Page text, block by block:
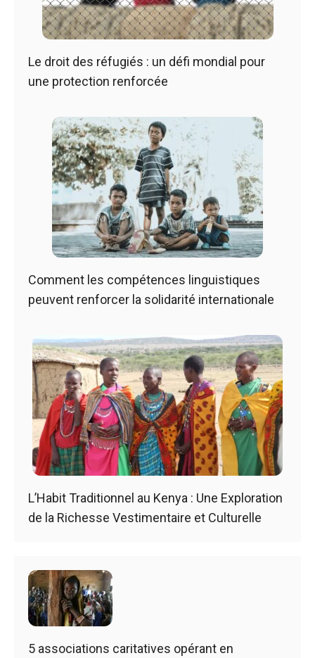
Le droit des réfugiés : un défi mondial pour
une protection renforcée
Comment les compétences linguistiques
peuvent renforcer la solidarité internationale
L’Habit Traditionnel au Kenya : Une Exploration
de la Richesse Vestimentaire et Culturelle
5 associations caritatives opérant en